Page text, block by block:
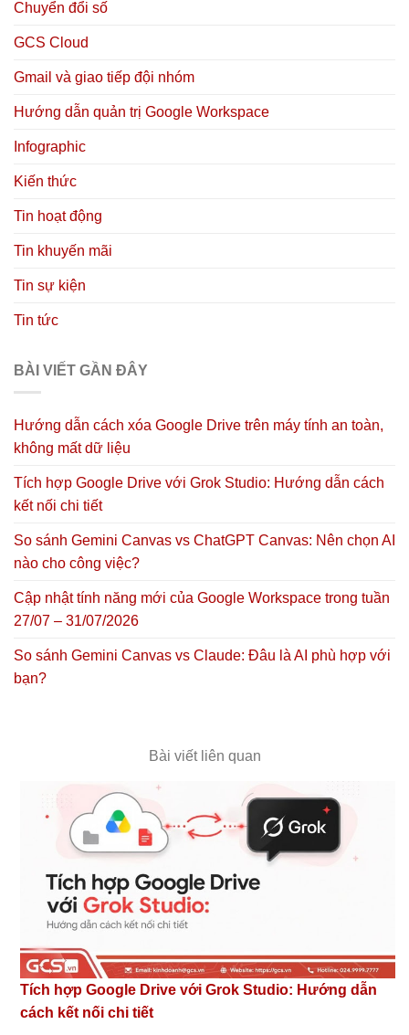
Chuyển đổi số
GCS Cloud
Gmail và giao tiếp đội nhóm
Hướng dẫn quản trị Google Workspace
Infographic
Kiến thức
Tin hoạt động
Tin khuyến mãi
Tin sự kiện
Tin tức
BÀI VIẾT GẦN ĐÂY
Hướng dẫn cách xóa Google Drive trên máy tính an toàn,
không mất dữ liệu
Tích hợp Google Drive với Grok Studio: Hướng dẫn cách
kết nối chi tiết
So sánh Gemini Canvas vs ChatGPT Canvas: Nên chọn AI
nào cho công việc?
Cập nhật tính năng mới của Google Workspace trong tuần
27/07 – 31/07/2026
So sánh Gemini Canvas vs Claude: Đâu là AI phù hợp với
bạn?
Bài viết liên quan
Tích hợp Google Drive với Grok Studio: Hướng dẫn
cách kết nối chi tiết